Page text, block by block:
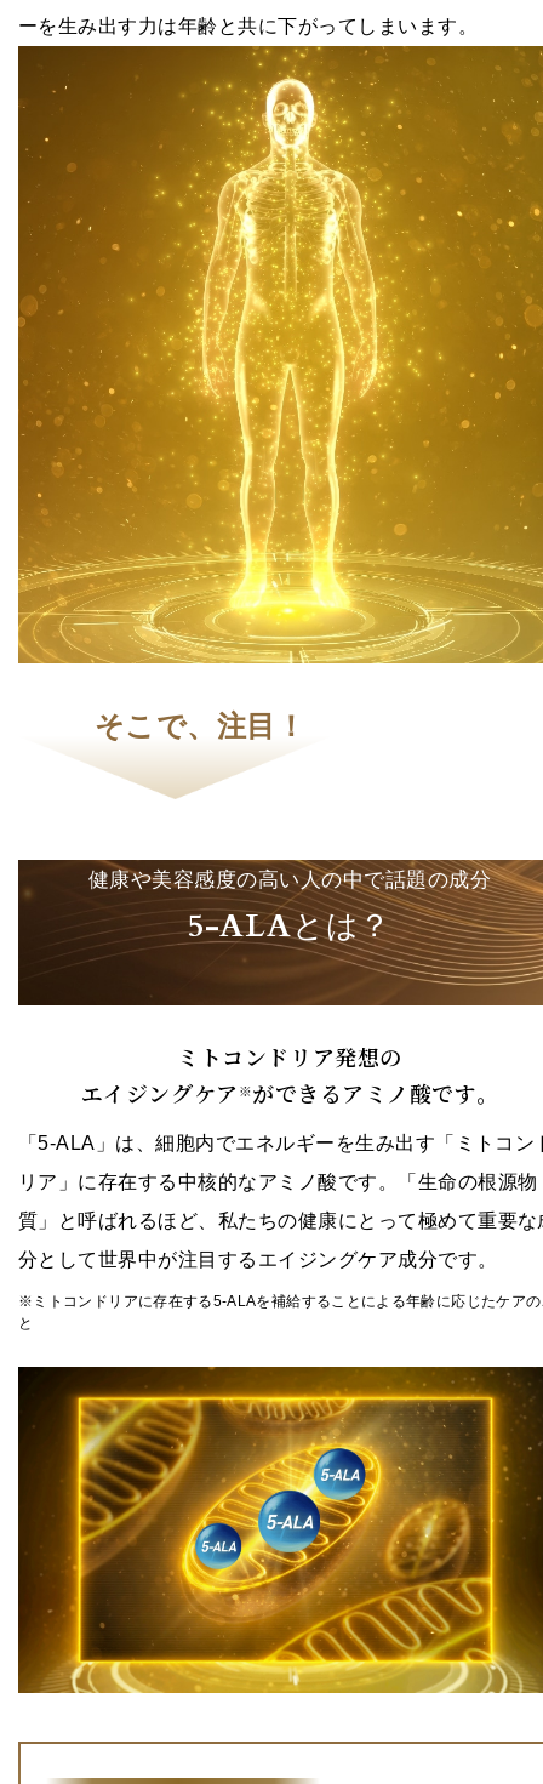
ーを生み出す力は年齢と共に下がってしまいます。
そこで、注目！
健康や美容感度の高い人の中で話題の成分
5-ALAとは？
ミトコンドリア発想の
エイジングケア ※ができるアミノ酸です。
「5-ALA」は、細胞内でエネルギーを生み出す「ミトコン
リア」に存在する中核的なアミノ酸です。
「生命の根源物
質」と呼ばれるほど、私たちの健康にとって極めて重要な
分として世界中が注目するエイジングケア成分です。
※ミトコンドリアに存在する5-ALAを補給することによる年齢に応じたケア
と